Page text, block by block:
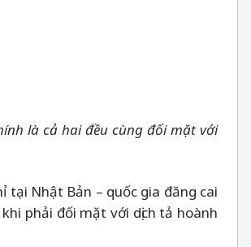
là cả hai đều cùng đối mặt với
tại Nhật Bản – quốc gia đăng cai
phải đối mặt với dịch tả hoành